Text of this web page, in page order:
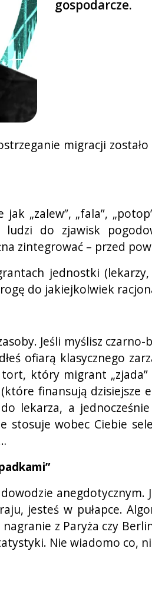
gospodarcze.
migracji
„zalew”, „fala”,
ludzi do zjawisk
zintegrować – przed
jednostki
do jakiejkolwiek
Jeśli myślisz
ofiarą klasycznego
który migrant
finansują dzisiejsze
lekarza, a
stosuje wobec Ciebie
jesteś w pułapce.
z Paryża czy
Nie wiadomo co,